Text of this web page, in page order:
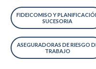
FIDEICOMISO Y
SUCESORIA
ASEGURADORAS DE RIESGO
TRABAJO